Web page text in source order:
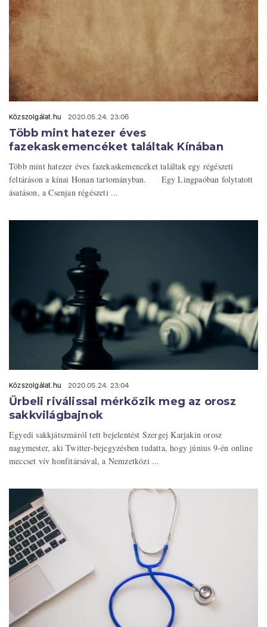
Közszolgálat.hu 2020.05.24. 23:06
Több mint hatezer éves
fazekaskemencéket találtak Kínában
Több mint hatezer éves fazekaskemencéket találtak egy régészeti
feltáráson a kínai Honan tartományban. Egy Lingpaóban folytatott
ásatáson, a Csenjan régészeti ...
Közszolgálat.hu 2020.05.24. 23:04
Űrbeli riválissal mérkőzik meg az orosz
sakkvilágbajnok
Egyedi sakkjátszmáról tett bejelentést Szergej Karjakin orosz
nagymester, aki Twitter-bejegyzésben tudatta, hogy június 9-én online
meccset vív honfitársával, a Nemzetközi ...